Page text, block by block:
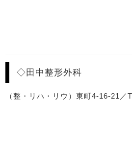
◇田中整形外科
（整・リハ・リウ）東町4-16-21